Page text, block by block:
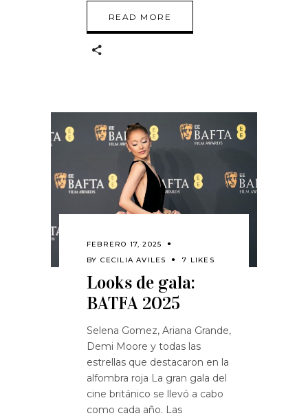
READ MORE
FEBRERO 17, 2025
BY CECILIA AVILES 7 LIKES
Looks de gala:
BATFA 2025
Selena Gomez, Ariana Grande,
Demi Moore y todas las
estrellas que destacaron en la
alfombra roja La gran gala del
cine británico se llevó a cabo
como cada año. Las